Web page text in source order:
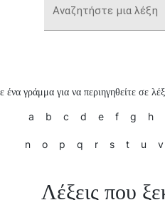
Αναζητήστε μια λέξη
ένα γράμμα για να περιηγηθείτε σε
a b c d e f g h
n o p q r s t u v
Λέξεις που